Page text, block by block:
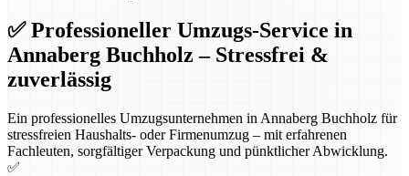
✅ Professioneller Umzugs-Service in
Annaberg Buchholz – Stressfrei &
zuverlässig
Ein professionelles Umzugsunternehmen in Annaberg Buchholz für
stressfreien Haushalts- oder Firmenumzug – mit erfahrenen
Fachleuten, sorgfältiger Verpackung und pünktlicher Abwicklung.
✅